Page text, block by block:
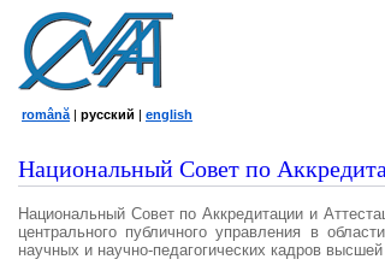
română | русский | english
Национальный Совет по
Национальный Совет по Аккредитации и
центрального публичного управления в
научных и научно-педагогических кадров